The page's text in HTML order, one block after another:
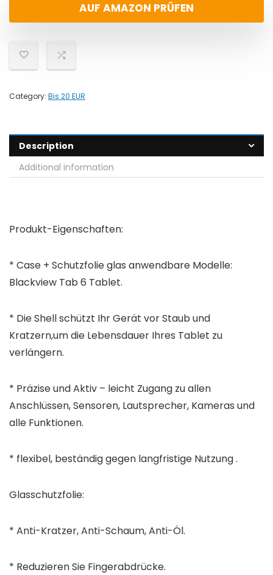
AUF AMAZON PRÜFEN
Category: Bis 20 EUR
Description
Additional information
Produkt-Eigenschaften:
* Case + Schutzfolie glas anwendbare Modelle:
Blackview Tab 6 Tablet.
* Die Shell schützt Ihr Gerät vor Staub und
Kratzern,um die Lebensdauer Ihres Tablet zu
verlängern.
* Präzise und Aktiv – leicht Zugang zu allen
Anschlüssen, Sensoren, Lautsprecher, Kameras und
alle Funktionen.
* flexibel, beständig gegen langfristige Nutzung .
Glasschutzfolie:
* Anti-Kratzer, Anti-Schaum, Anti-Öl.
* Reduzieren Sie Fingerabdrücke.